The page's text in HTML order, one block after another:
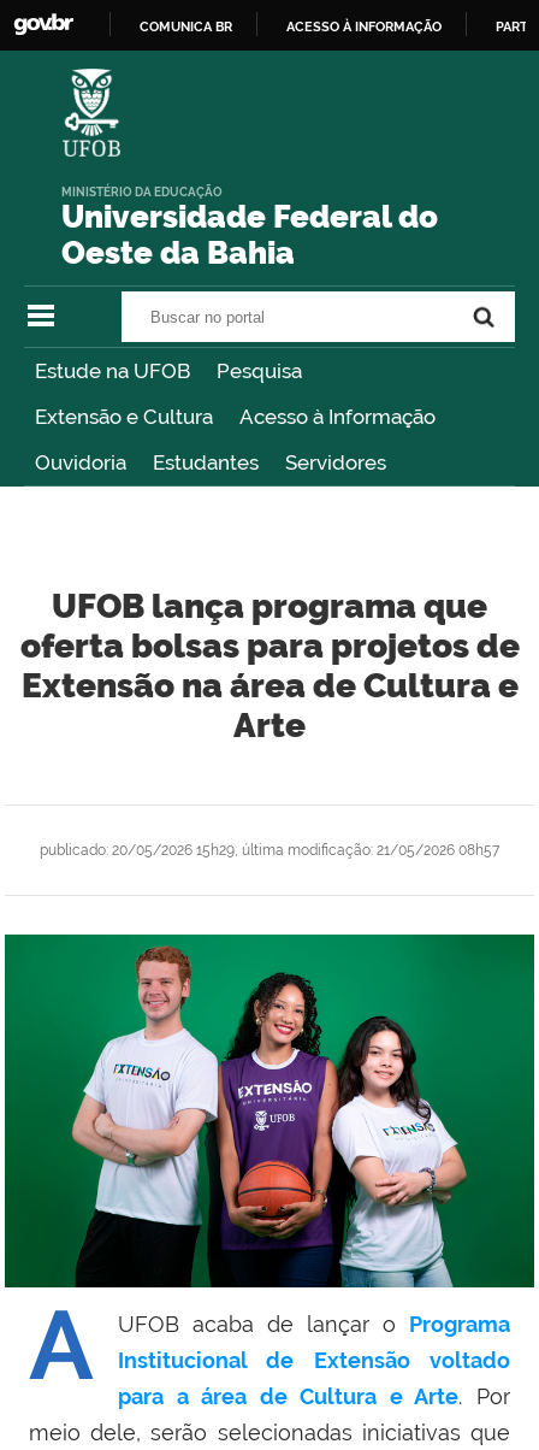
COMUNICA BR ACESSO À INFORMAÇÃO
Universidade Federal do
Oeste da Bahia
MINISTÉRIO DA EDUCAÇÃO
Estude na UFOB
Pesquisa
Extensão e Cultura
Acesso à Informação
Ouvidoria
Estudantes Servidores
UFOB lança programa que
oferta bolsas para projetos de
Extensão na área de Cultura e
Arte
publicado: 20/05/2026 15h29 última modificação: 21/05/2026 08h57
A UFOB acaba de lançar o Programa
Institucional de Extensão voltado
para a área de Cultura e Arte. Por
meio dele, serão selecionadas iniciativas que